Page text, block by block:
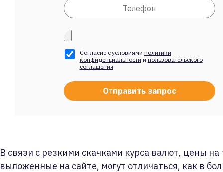
Согласие с условиями политики
конфиденциальности и пользовательского
соглашения
В связи с резкими скачками курса валют, цены на
выложенные на сайте, могут отличаться, как в